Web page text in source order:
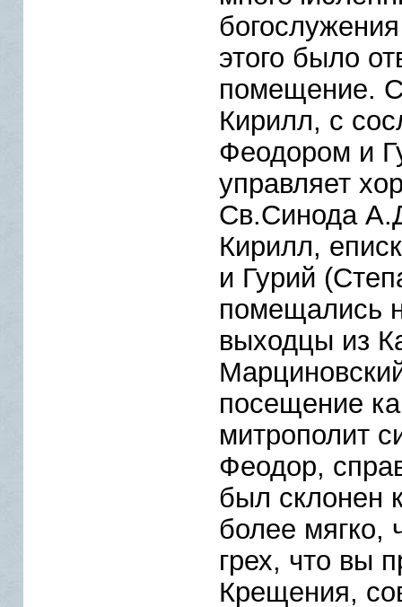
этого было
помещение.
Кирилл, с
Феодором и
управляет
Св.Синода
Кирилл,
и Гурий
помещались
выходцы из
посещение
митрополит
Феодор,
был склонен
более
грех, что вы
Крещения,